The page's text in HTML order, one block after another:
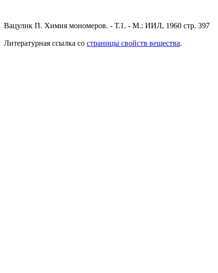
Вацулик П. Химия мономеров. - Т.1. - М.: ИИЛ, 1960 стр. 397
Литературная ссылка со страницы свойств вещества.